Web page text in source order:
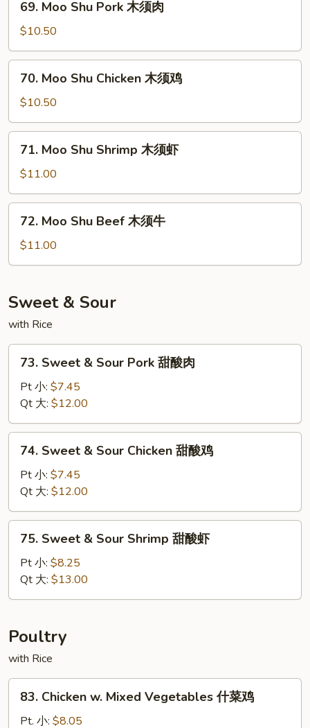
Moo
Shu
Pork
木
69. Moo Shu Pork 木须肉
$10.50
Moo
Shu
Chicken
木
70. Moo Shu Chicken 木须鸡
$10.50
Moo
Shu
Shrimp
木
71. Moo Shu Shrimp 木须虾
$11.00
Moo
Shu
Beef
须
牛
72. Moo Shu Beef 木须牛
$11.00
Sweet & Sour
with Rice
Sweet
Sour
Pork
甜
73. Sweet & Sour Pork 甜酸肉
Pt 小: $7.45
Qt 大: $12.00
Sweet
Sour
Chicken
甜
74. Sweet & Sour Chicken 甜酸鸡
Pt 小: $7.45
Qt 大: $12.00
Sweet
Sour
Shrimp
酸
虾
75. Sweet & Sour Shrimp 甜酸虾
Pt 小: $8.25
Qt 大: $13.00
Poultry
with Rice
Chicken
83. Chicken w. Mixed Vegetables 什菜鸡
Pt. 小: $8.05